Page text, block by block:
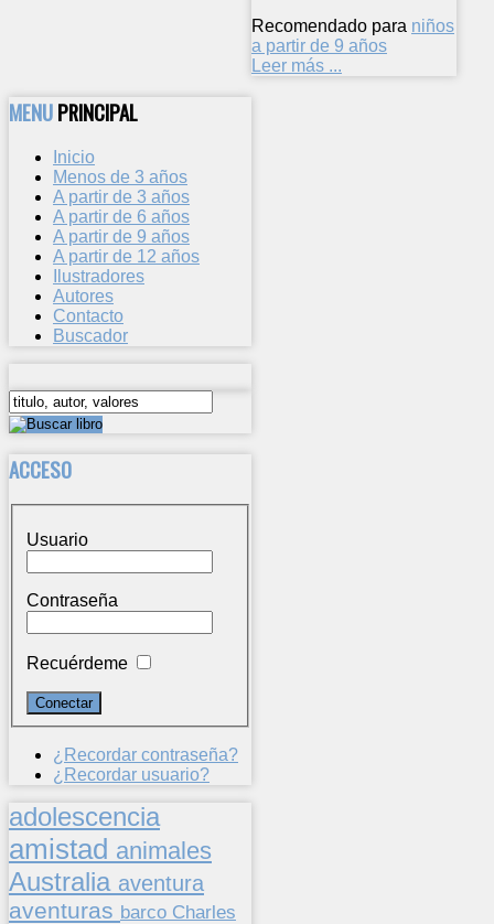
Recomendado para niños
a partir de 9 años
Leer más ...
MENUPRINCIPAL
Inicio
Menos de 3 años
A partir de 3 años
A partir de 6 años
A partir de 9 años
A partir de 12 años
Ilustradores
Autores
Contacto
Buscador
ACCESO
Usuario
Contraseña
Recuérdeme
¿Recordar contraseña?
¿Recordar usuario?
adolescencia
amistad animales
Australia aventura
aventuras barco Charles